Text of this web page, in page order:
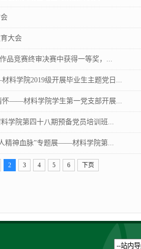
大会
品竞赛终审决赛中获得一等奖，...
料学院2019级开展毕业生主题党日...
怀——材料学院学生第一党支部开展...
学院第四十八期预备党员培训班...
精神血脉”专题展——材料学院第...
2 3 4 5 6 下页